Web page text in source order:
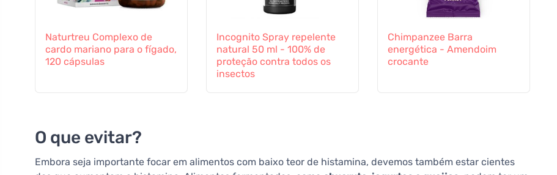
Naturtreu Complexo de
cardo mariano para o fígado,
120 cápsulas
Incognito Spray repelente
natural 50 ml - 100% de
proteção contra todos os
insectos
Chimpanzee Barra
energética - Amendoim
crocante
O que evitar?
Embora seja importante focar em alimentos com baixo teor de histamina, devemos também estar cientes